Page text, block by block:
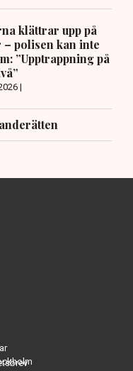
klättrar upp på
– polisen kan inte
”Upptrappning på
|